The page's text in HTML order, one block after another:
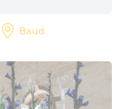
Aires de jeux pour
Baud